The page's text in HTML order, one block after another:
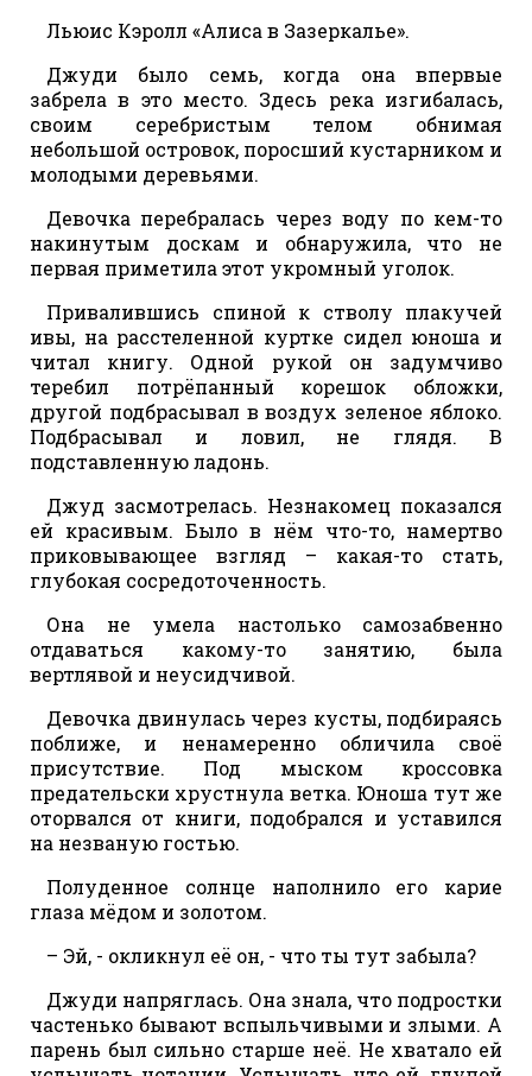
Льюис Кэролл «Алиса в Зазеркалье».
Джуди было семь, когда она впервые
забрела в это место. Здесь река изгибалась,
своим серебристым телом обнимая
небольшой островок, поросший кустарником и
молодыми деревьями.
Девочка перебралась через воду по кем-то
накинутым доскам и обнаружила, что не
первая приметила этот укромный уголок.
Привалившись спиной к стволу плакучей
ивы, на расстеленной куртке сидел юноша и
читал книгу. Одной рукой он задумчиво
теребил потрёпанный корешок обложки,
другой подбрасывал в воздух зеленое яблоко.
Подбрасывал и ловил, не глядя. В
подставленную ладонь.
Джуд засмотрелась. Незнакомец показался
ей красивым. Было в нём что-то, намертво
приковывающее взгляд – какая-то стать,
глубокая сосредоточенность.
Она не умела настолько самозабвенно
отдаваться какому-то занятию, была
вертлявой и неусидчивой.
Девочка двинулась через кусты, подбираясь
поближе, и ненамеренно обличила своё
присутствие. Под мыском кроссовка
предательски хрустнула ветка. Юноша тут же
оторвался от книги, подобрался и уставился
на незваную гостью.
Полуденное солнце наполнило его карие
глаза мёдом и золотом.
– Эй, - окликнул её он, - что ты тут забыла?
Джуди напряглась. Она знала, что подростки
частенько бывают вспыльчивыми и злыми. А
парень был сильно старше неё. Не хватало ей